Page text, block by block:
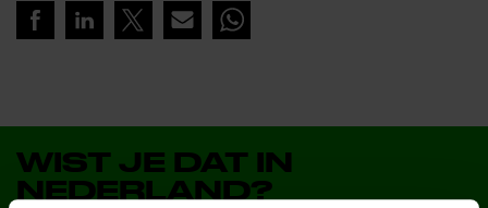
WIST JE DAT IN
NEDERLAND?